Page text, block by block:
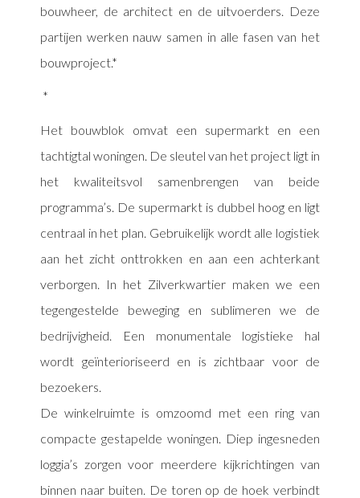
bouwheer, de architect en de uitvoerders. Deze
partijen werken nauw samen in alle fasen van het
bouwproject.
Het bouwblok omvat een supermarkt en een
tachtigtal woningen. De sleutel van het project ligt in
het kwaliteitsvol samenbrengen van beide
programma’s. De supermarkt is dubbel hoog en ligt
centraal in het plan. Gebruikelijk wordt alle logistiek
aan het zicht onttrokken en aan een achterkant
verborgen. In het Zilverkwartier maken we een
tegengestelde beweging en sublimeren we de
bedrijvigheid. Een monumentale logistieke hal
wordt geïnterioriseerd en is zichtbaar voor de
bezoekers.
De winkelruimte is omzoomd met een ring van
compacte gestapelde woningen. Diep ingesneden
loggia’s zorgen voor meerdere kijkrichtingen van
binnen naar buiten. De toren op de hoek verbindt